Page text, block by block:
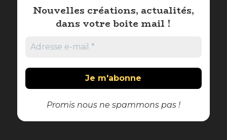
Nouvelles créations, actualités,
dans votre boite mail !
Promis nous ne spammons pas !